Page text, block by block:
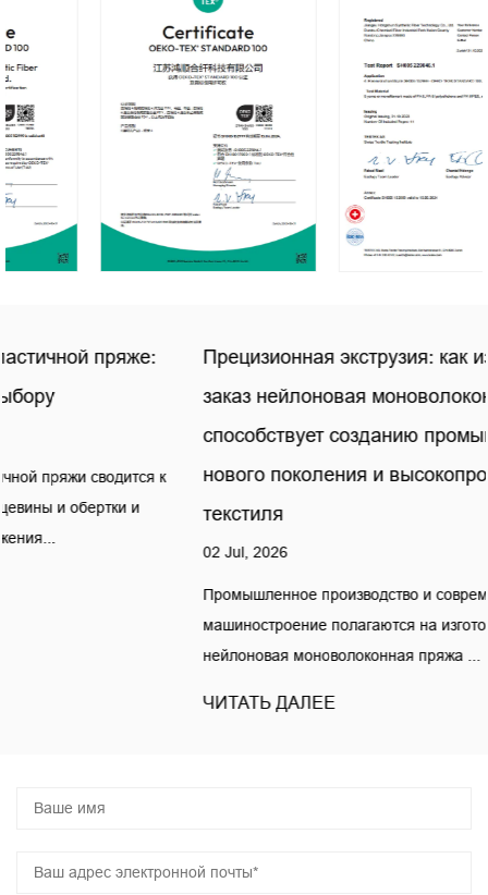
Прецизионная экструзия: как изготовленная на
заказ нейлоновая моноволоконная пряжа
способствует созданию промышленных тканей
нового поколения и высокопроизводительного
текстиля
Промышленное производство и современное текстильное
машиностроение полагаются на изготовленная на заказ
нейлоновая моноволоконная пряжа ...